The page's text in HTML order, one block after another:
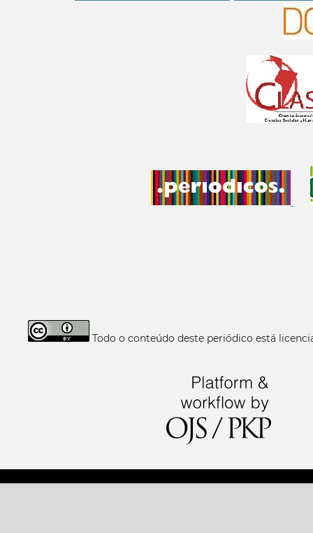
Todo o conteúdo deste periódico está